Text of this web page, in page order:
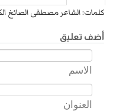
كلمات: الشاعر مصطفى الصائغ
أضف تعليق
الاسم
العنوان